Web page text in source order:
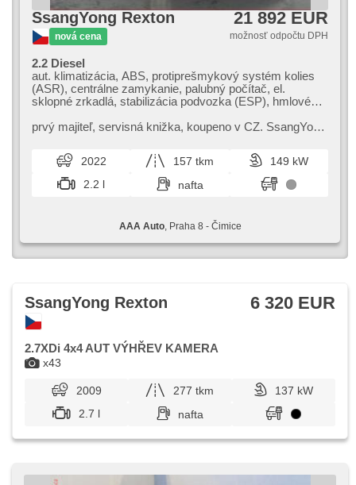
SsangYong Rexton
nová cena
21 892 EUR
možnosť odpočtu DPH
2.2 Diesel
aut. klimatizácia, ABS, protiprešmykový systém kolies
(ASR), centrálne zamykanie, palubný počítač, el.
sklopné zrkadlá, stabilizácia podvozka (ESP), hmlové
stieračov, štartovanie tlačítkom, ťažné zariadenie, senzor
sedadlá, vyhrievaný volant, stráženie jazdného pruhu,
parkovací asistent, posilňovač riadenia, el. okná, strešný
nosič, autorádio, aut. prevodovka, pohon 4 x 4
prvý majiteľ,​ servisná knižka,​ koupeno v CZ. SsangYong
interiér,​ ideální pro rod...
2022 157 tkm
149 kW
2.2 l
nafta
AAA Auto, Praha 8 - Čimice
x43
SsangYong Rexton 6 320 EUR
2.7XDi 4x4 AUT VÝHŘEV KAMERA
2009 277 tkm
137 kW
2.7 l
nafta